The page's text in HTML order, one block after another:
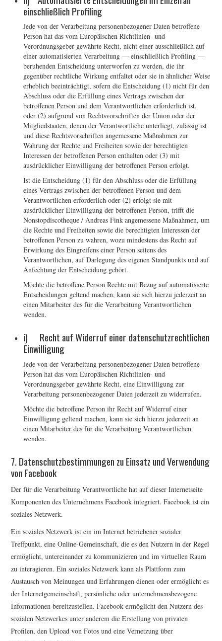
einschließlich Profiling
Jede von der Verarbeitung personenbezogener Daten betroffene
Person hat das vom Europäischen Richtlinien- und
Verordnungsgeber gewährte Recht, nicht einer ausschließlich auf
einer automatisierten Verarbeitung — einschließlich Profiling —
beruhenden Entscheidung unterworfen zu werden, die ihr
gegenüber rechtliche Wirkung entfaltet oder sie in ähnlicher Weise
erheblich beeinträchtigt, sofern die Entscheidung (1) nicht für den
Abschluss oder die Erfüllung eines Vertrags zwischen der
betroffenen Person und dem Verantwortlichen erforderlich ist,
oder (2) aufgrund von Rechtsvorschriften der Union oder der
Mitgliedstaaten, denen der Verantwortliche unterliegt, zulässig ist
und diese Rechtsvorschriften angemessene Maßnahmen zur
Wahrung der Rechte und Freiheiten sowie der berechtigten
Interessen der betroffenen Person enthalten oder (3) mit
ausdrücklicher Einwilligung der betroffenen Person erfolgt.
Ist die Entscheidung (1) für den Abschluss oder die Erfüllung
eines Vertrags zwischen der betroffenen Person und dem
Verantwortlichen erforderlich oder (2) erfolgt sie mit
ausdrücklicher Einwilligung der betroffenen Person, trifft die
Nonstopdiscotheque / Andreas Fink angemessene Maßnahmen, um
die Rechte und Freiheiten sowie die berechtigten Interessen der
betroffenen Person zu wahren, wozu mindestens das Recht auf
Erwirkung des Eingreifens einer Person seitens des
Verantwortlichen, auf Darlegung des eigenen Standpunkts und auf
Anfechtung der Entscheidung gehört.
Möchte die betroffene Person Rechte mit Bezug auf automatisierte
Entscheidungen geltend machen, kann sie sich hierzu jederzeit an
einen Mitarbeiter des für die Verarbeitung Verantwortlichen
wenden.
i) Recht auf Widerruf einer datenschutzrechtlichen
Einwilligung
Jede von der Verarbeitung personenbezogener Daten betroffene
Person hat das vom Europäischen Richtlinien- und
Verordnungsgeber gewährte Recht, eine Einwilligung zur
Verarbeitung personenbezogener Daten jederzeit zu widerrufen.
Möchte die betroffene Person ihr Recht auf Widerruf einer
Einwilligung geltend machen, kann sie sich hierzu jederzeit an
einen Mitarbeiter des für die Verarbeitung Verantwortlichen
wenden.
7. Datenschutzbestimmungen zu Einsatz und Verwendung
von Facebook
Der für die Verarbeitung Verantwortliche hat auf dieser Internetseite
Komponenten des Unternehmens Facebook integriert. Facebook ist ein
soziales Netzwerk.
Ein soziales Netzwerk ist ein im Internet betriebener sozialer
Treffpunkt, eine Online-Gemeinschaft, die es den Nutzern in der Regel
ermöglicht, untereinander zu kommunizieren und im virtuellen Raum
zu interagieren. Ein soziales Netzwerk kann als Plattform zum
Austausch von Meinungen und Erfahrungen dienen oder ermöglicht es
der Internetgemeinschaft, persönliche oder unternehmensbezogene
Informationen bereitzustellen. Facebook ermöglicht den Nutzern des
sozialen Netzwerkes unter anderem die Erstellung von privaten
Profilen, den Upload von Fotos und eine Vernetzung über